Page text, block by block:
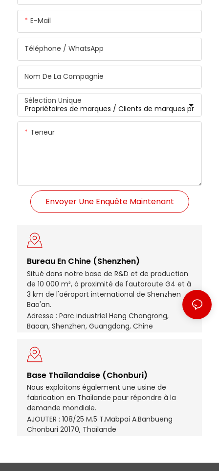
E-Mail
Téléphone / WhatsApp
Nom De La Compagnie
Sélection Unique
Teneur
Envoyer Une Enquête Maintenant
Bureau En Chine (Shenzhen)
Situé dans notre base de R&D et de production
de 10 000 m², à proximité de l'autoroute G4 et à
3 km de l'aéroport international de Shenzhen
Bao'an.
Adresse : Parc industriel Heng Changrong,
Baoan, Shenzhen, Guangdong, Chine
Base Thaïlandaise (Chonburi)
Nous exploitons également une usine de
fabrication en Thaïlande pour répondre à la
demande mondiale.
AJOUTER : 108/25 M.5 T.Mabpai A.Banbueng
Chonburi 20170, Thaïlande